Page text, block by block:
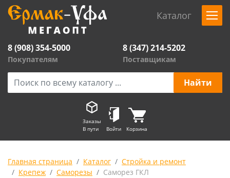
Каталог
8 (908) 354-5000
Покупателям
8 (347) 214-5202
Поставщикам
Заказы
В пути
Войти Корзина
Главная страница Каталог
Стройка и ремонт
Крепеж
Саморезы Саморез ГКЛ